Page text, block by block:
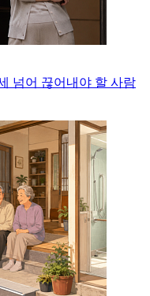
넘어 끊어내야 할 사람